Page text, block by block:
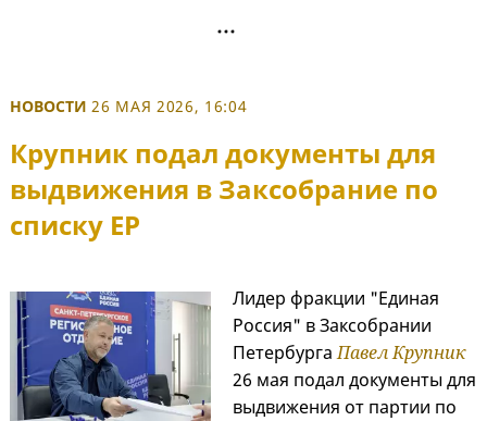
НОВОСТИ 26 МАЯ 2026, 16:04
Крупник подал документы для
выдвижения в Заксобрание по
списку ЕР
Лидер фракции "Единая
Россия" в Заксобрании
ПетербургаПавел Крупник
26 мая подал документы для
выдвижения от партии по